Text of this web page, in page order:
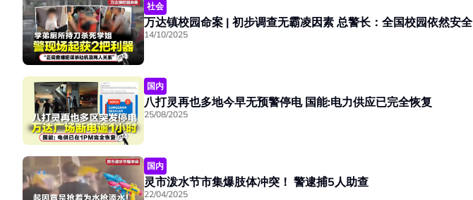
社会
万达镇校园命案 | 初步调查无霸凌因素 总警长：全国校园依然安全
14/10/2025
国内
八打灵再也多地今早无预警停电 国能:电力供应已完全恢复
25/08/2025
国内
灵市泼水节市集爆肢体冲突！ 警逮捕5人助查
22/04/2025